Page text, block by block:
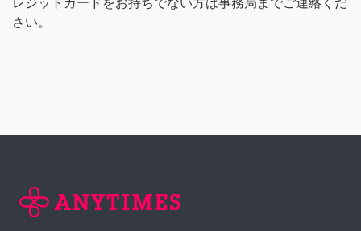
さい。